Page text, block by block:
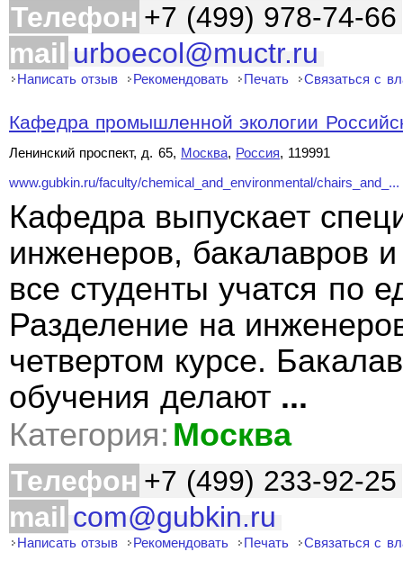
Телефон +7 (499) 978-74-66
mail urboecol@muctr.ru
Написать отзыв Рекомендовать Печать Связаться с
Кафедра промышленной экологии
Ленинский проспект, д. 65, Москва, Россия, 119991
www.gubkin.ru/faculty/chemical_and_environmental/chairs_and_...
Кафедра выпускает
инженеров, бакалавров
все студенты учатся по
Разделение на
четвертом курсе.
обучения делают ...
Категория: Москва
Телефон +7 (499) 233-92-25
mail com@gubkin.ru
Написать отзыв Рекомендовать Печать Связаться с